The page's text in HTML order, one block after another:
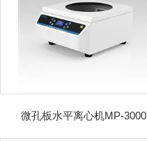
微孔板水平离心机MP-3000